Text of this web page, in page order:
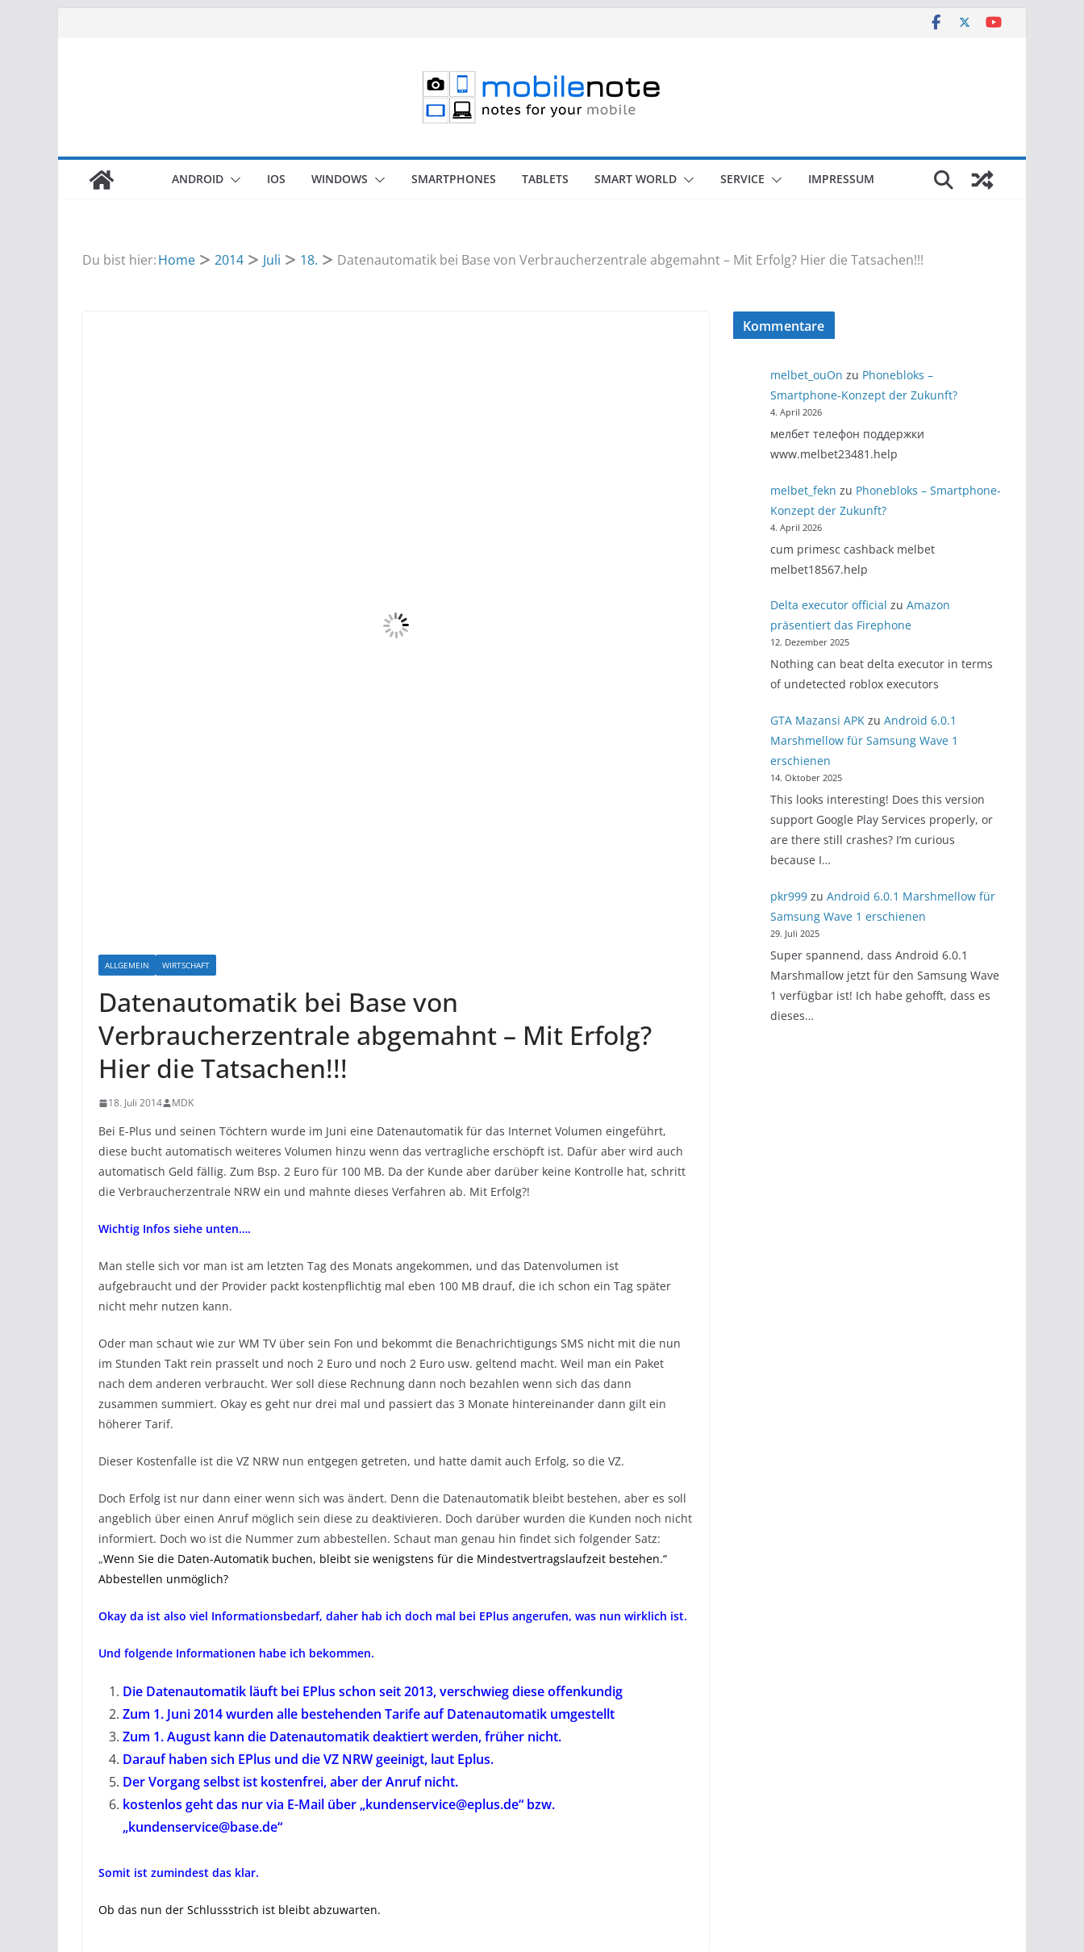
ANDROID IOS WINDOWS SMARTPHONES TABLETS SMART WORLD SERVICE IMPRESSUM
Du bist hier:Home 2014 Juli 18. Datenautomatik bei Base von Verbraucherzentrale abgemahnt – Mit Erfolg? Hier die Tatsachen!!!
ALLGEMEIN WIRTSCHAFT
Datenautomatik bei Base von
Verbraucherzentrale abgemahnt – Mit Erfolg?
Hier die Tatsachen!!!
18. Juli 2014 MDK
Bei E-Plus und seinen Töchtern wurde im Juni eine Datenautomatik für das Internet Volumen eingeführt,
diese bucht automatisch weiteres Volumen hinzu wenn das vertragliche erschöpft ist. Dafür aber wird auch
automatisch Geld fällig. Zum Bsp. 2 Euro für 100 MB. Da der Kunde aber darüber keine Kontrolle hat, schritt
die Verbraucherzentrale NRW ein und mahnte dieses Verfahren ab. Mit Erfolg?!
Wichtig Infos siehe unten….
Man stelle sich vor man ist am letzten Tag des Monats angekommen, und das Datenvolumen ist
aufgebraucht und der Provider packt kostenpflichtig mal eben 100 MB drauf, die ich schon ein Tag später
nicht mehr nutzen kann.
Oder man schaut wie zur WM TV über sein Fon und bekommt die Benachrichtigungs SMS nicht mit die nun
im Stunden Takt rein prasselt und noch 2 Euro und noch 2 Euro usw. geltend macht. Weil man ein Paket
nach dem anderen verbraucht. Wer soll diese Rechnung dann noch bezahlen wenn sich das dann
zusammen summiert. Okay es geht nur drei mal und passiert das 3 Monate hintereinander dann gilt ein
höherer Tarif.
Dieser Kostenfalle ist die VZ NRW nun entgegen getreten, und hatte damit auch Erfolg, so die VZ.
Doch Erfolg ist nur dann einer wenn sich was ändert. Denn die Datenautomatik bleibt bestehen, aber es soll
angeblich über einen Anruf möglich sein diese zu deaktivieren. Doch darüber wurden die Kunden noch nicht
informiert. Doch wo ist die Nummer zum abbestellen. Schaut man genau hin findet sich folgender Satz:
„Wenn Sie die Daten-Automatik buchen, bleibt sie wenigstens für die Mindestvertragslaufzeit bestehen.“
Abbestellen unmöglich?
Okay da ist also viel Informationsbedarf, daher hab ich doch mal bei EPlus angerufen, was nun wirklich ist.
Und folgende Informationen habe ich bekommen.
Die Datenautomatik läuft bei EPlus schon seit 2013, verschwieg diese offenkundig
Zum 1. Juni 2014 wurden alle bestehenden Tarife auf Datenautomatik umgestellt
Zum 1. August kann die Datenautomatik deaktiert werden, früher nicht.
Darauf haben sich EPlus und die VZ NRW geeinigt, laut Eplus.
Der Vorgang selbst ist kostenfrei, aber der Anruf nicht.
kostenlos geht das nur via E-Mail über „kundenservice@eplus.de“ bzw.
„kundenservice@base.de“
Somit ist zumindest das klar.
Ob das nun der Schlussstrich ist bleibt abzuwarten.
Kommentare
melbet_ouOn zu Phonebloks –
Smartphone-Konzept der Zukunft?
4. April 2026
мелбет телефон поддержки
www.melbet23481.help
melbet_fekn zu Phonebloks – Smartphone-
Konzept der Zukunft?
4. April 2026
cum primesc cashback melbet
melbet18567.help
Delta executor official zu Amazon
präsentiert das Firephone
12. Dezember 2025
Nothing can beat delta executor in terms
of undetected roblox executors
GTA Mazansi APKzu Android 6.0.1
Marshmellow für Samsung Wave 1
erschienen
14. Oktober 2025
This looks interesting! Does this version
support Google Play Services properly, or
are there still crashes? I’m curious
because I…
pkr999zu Android 6.0.1 Marshmellow für
Samsung Wave 1 erschienen
29. Juli 2025
Super spannend, dass Android 6.0.1
Marshmallow jetzt für den Samsung Wave
1 verfügbar ist! Ich habe gehofft, dass es
dieses…